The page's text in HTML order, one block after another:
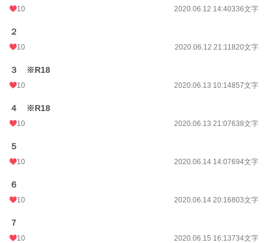
10 2020.06.12 14:40336文字
２
10 2020.06.12 21:11820文字
３ ※R18
10 2020.06.13 10:14857文字
４ ※R18
10 2020.06.13 21:07638文字
５
10 2020.06.14 14:07694文字
６
10 2020.06.14 20:16803文字
７
10 2020.06.15 16:13734文字